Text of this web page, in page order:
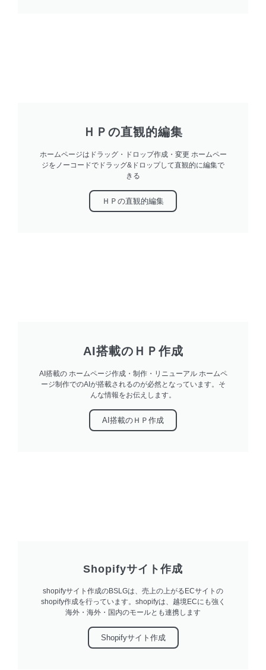
ＨＰの直観的編集
ホームページはドラッグ・ドロップ作成・変更 ホームペー
ジをノーコードでドラッグ&ドロップして直観的に編集で
きる
ＨＰの直観的編集
AI搭載のＨＰ作成
AI搭載の ホームページ作成・制作・リニューアル ホームペ
ージ制作でのAIが搭載されるのが必然となっています。そ
んな情報をお伝えします。
AI搭載のＨＰ作成
Shopifyサイト作成
shopifyサイト作成のBSLGは、売上の上がるECサイトの
shopify作成を行っています。shopifyは、越境ECにも強く
海外・海外・国内のモールとも連携します
Shopifyサイト作成